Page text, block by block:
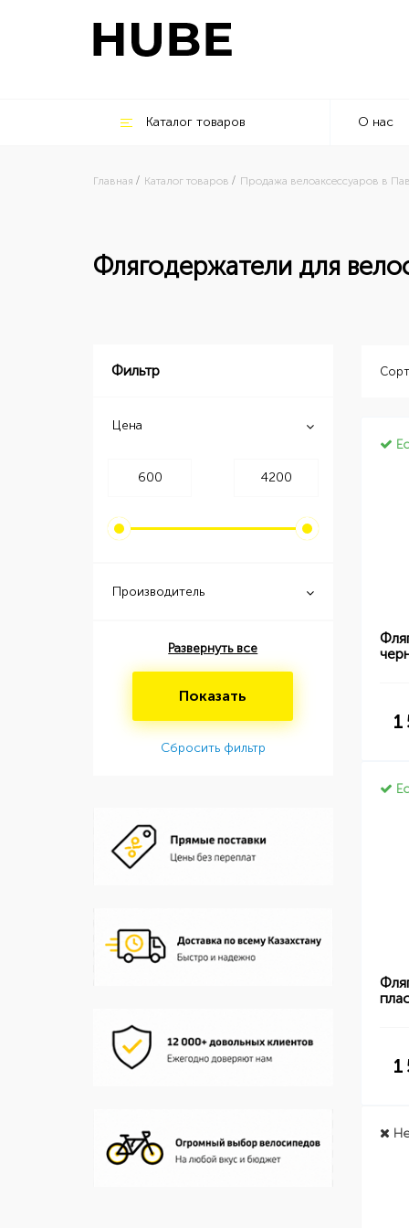
Каталог товаров О нас
Главная Каталог товаров Продажа велоаксессуаров в
Флягодержатели для
Фильтр
Цена
Производитель
Развернуть все
Показать
Сбросить фильтр
1
1